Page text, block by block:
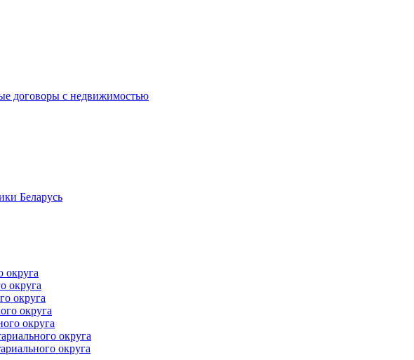
договоры с недвижимостью
Беларусь
округа
округа
округа
округа
округа
округа
округа